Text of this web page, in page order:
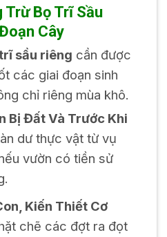
Trừ Bọ Trĩ Sầu
Cây
sầu riêng cần được
các giai đoạn sinh
chỉ riêng mùa khô.
Bị Đất Và Trước Khi
dư thực vật từ vụ
vườn có tiền sử
Kiến Thiết Cơ
chẽ các đợt ra đọt